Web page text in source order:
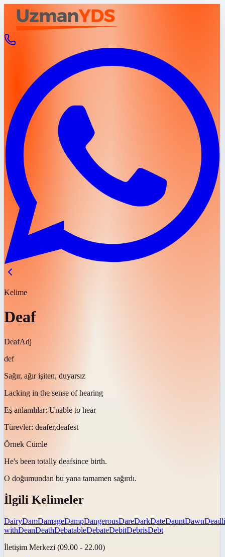
Kelime
Deaf
DeafAdj
def
Sağır, ağır işiten, duyarsız
Lacking in the sense of hearing
Eş anlamlılar: Unable to hear
Türevler: deafer,deafest
Örnek Cümle
He's been totally deafsince birth.
O doğumundan bu yana tamamen sağırdı.
İlgili Kelimeler
DairyDamDamageDampDangerousDareDarkDateDauntDawn
withDeanDeathDebatableDebateDebitDebrisDebt
İletişim Merkezi (09.00 - 22.00)